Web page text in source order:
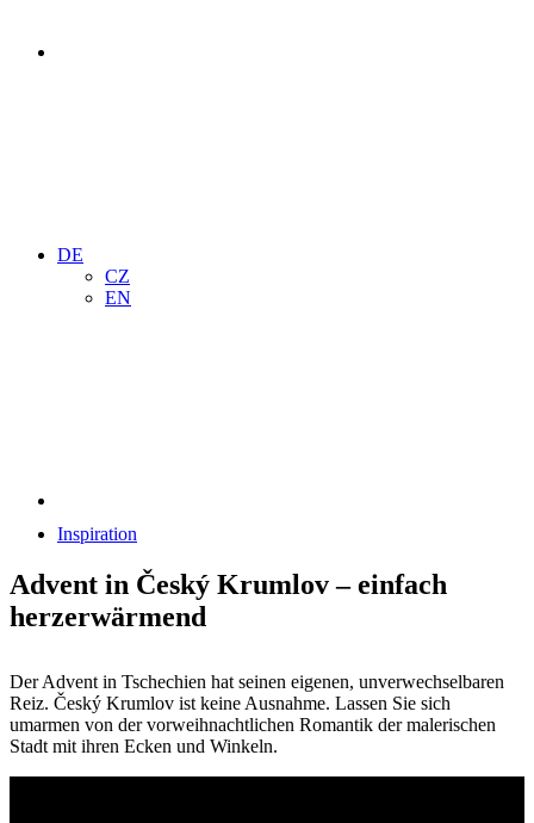
DE
CZ
EN
Inspiration
Advent in Český Krumlov – einfach
herzerwärmend
Der Advent in Tschechien hat seinen eigenen, unverwechselbaren
Reiz. Český Krumlov ist keine Ausnahme. Lassen Sie sich
umarmen von der vorweihnachtlichen Romantik der malerischen
Stadt mit ihren Ecken und Winkeln.